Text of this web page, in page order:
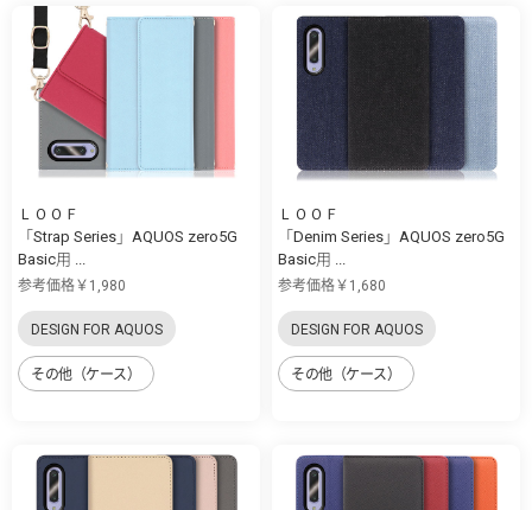
ＬＯＯＦ
「Strap Series」AQUOS zero5G
Basic用 ...
参考価格￥1,980
DESIGN FOR AQUOS
その他（ケース）
ＬＯＯＦ
「Denim Series」AQUOS zero5G
Basic用 ...
参考価格￥1,680
DESIGN FOR AQUOS
その他（ケース）